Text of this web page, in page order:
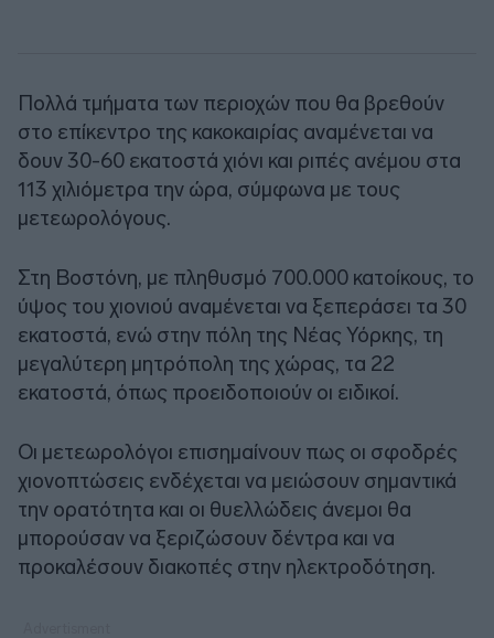
Πολλά τμήματα των περιοχών που θα βρεθούν
στο επίκεντρο της κακοκαιρίας αναμένεται να
δουν 30-60 εκατοστά χιόνι και ριπές ανέμου στα
113 χιλιόμετρα την ώρα, σύμφωνα με τους
μετεωρολόγους.
Στη Βοστόνη, με πληθυσμό 700.000 κατοίκους, το
ύψος του χιονιού αναμένεται να ξεπεράσει τα 30
εκατοστά, ενώ στην πόλη της Νέας Υόρκης, τη
μεγαλύτερη μητρόπολη της χώρας, τα 22
εκατοστά, όπως προειδοποιούν οι ειδικοί.
Οι μετεωρολόγοι επισημαίνουν πως οι σφοδρές
χιονοπτώσεις ενδέχεται να μειώσουν σημαντικά
την ορατότητα και οι θυελλώδεις άνεμοι θα
μπορούσαν να ξεριζώσουν δέντρα και να
προκαλέσουν διακοπές στην ηλεκτροδότηση.